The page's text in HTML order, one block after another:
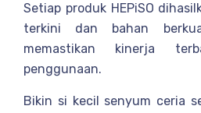
Setiap produk HEPiSO
terkini dan bahan
memastikan kinerja
penggunaan.
Bikin si kecil senyum ceria